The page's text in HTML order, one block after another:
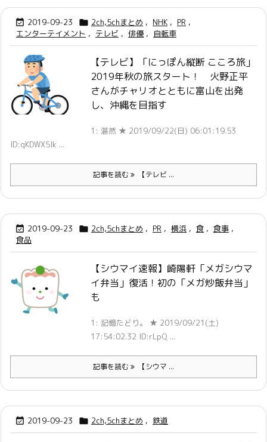
 2019-09-23  2ch,5chまとめ , NHK , PR ,
エンターテイメント , テレビ , 俳優 , 自転車
【テレビ】「にっぽん縦断 こころ旅」
2019年秋の旅スタート！ 火野正平
さんがチャリオとともに富山を出発
し、沖縄を目指す
1: 湛然 ★ 2019/09/22(日) 06:01:19.53
ID:qKDWX5Ik ...
記事を読む 【テレビ ...
 2019-09-23  2ch,5chまとめ , PR , 横浜 , 食 , 食事 ,
食品
【シウマイ速報】崎陽軒「メガシウマ
イ弁当」復活！初の「メガ炒飯弁当」
も
1: 記憶たどり。 ★ 2019/09/21(土)
17:54:02.32 ID:rLpQ ...
記事を読む 【シウマ ...
 2019-09-23  2ch,5chまとめ , 鉄道